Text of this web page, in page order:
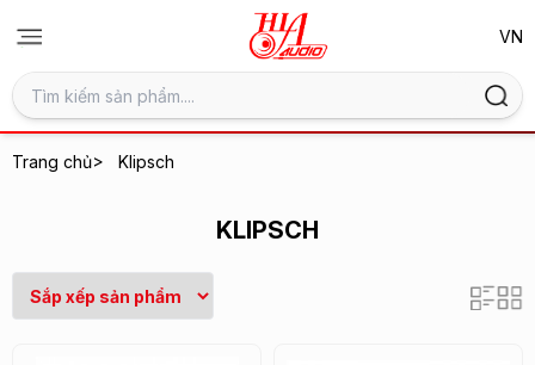
Trang chủ> Klipsch
KLIPSCH